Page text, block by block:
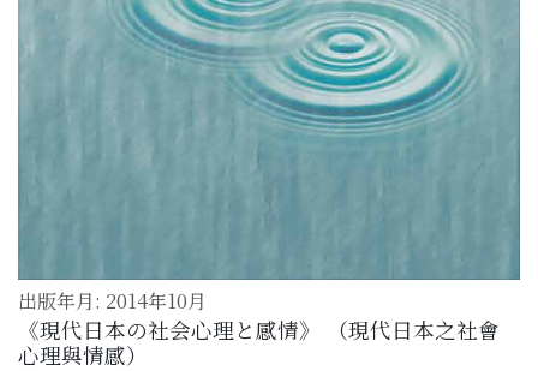
出版年月: 2014年10月
《現代日本の社会心理と感情》 （現代日本之社會
心理與情感）